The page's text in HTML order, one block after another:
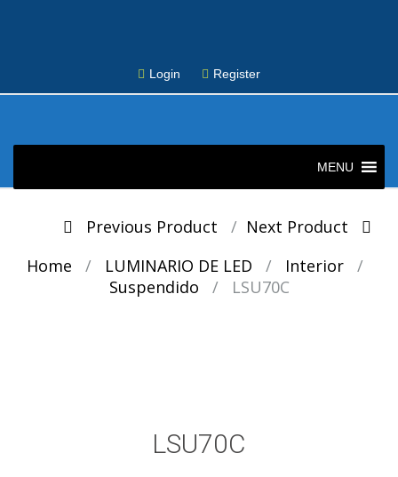
Login Register
Skip
MENU
PostPrevious Product
Next Product
Home
/ LUMINARIO DE LED / Interior
/
Suspendido
/ LSU70C
LSU70C